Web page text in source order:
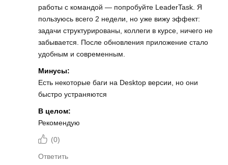
работы с командой — попробуйте LeaderTask. Я
пользуюсь всего 2 недели, но уже вижу эффект:
задачи структурированы, коллеги в курсе, ничего не
забывается. После обновления приложение стало
удобным и современным.
Минусы:
Есть некоторые баги на Desktop версии, но они
быстро устраняются
В целом:
Рекомендую
(0)
Ответить